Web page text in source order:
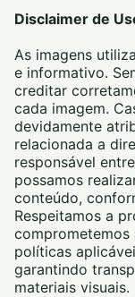
Disclaimer de
As imagens
e informativo.
creditar
cada imagem.
devidamente
relacionada a
responsável
possamos
conteúdo,
Respeitamos a
políticas
garantindo
materiais visuais.